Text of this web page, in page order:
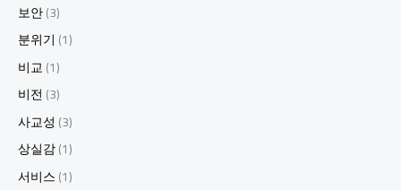
보안(3)
분위기 (1)
비교(1)
비전(3)
사교성 (3)
상실감(1)
서비스(1)